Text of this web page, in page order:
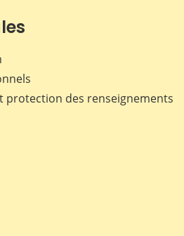
protection des renseignements